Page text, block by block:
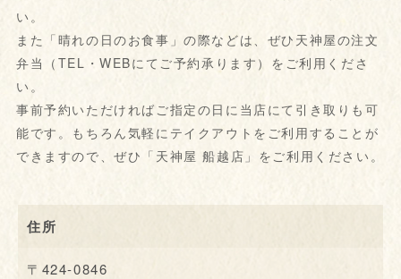
い。
また「晴れの日のお食事」の際などは、ぜひ天神屋の注文
弁当（TEL・WEBにてご予約承ります）をご利用くださ
い。
事前予約いただければご指定の日に当店にて引き取りも可
能です。もちろん気軽にテイクアウトをご利用することが
できますので、ぜひ「天神屋 船越店」をご利用ください。
住所
〒424-0846